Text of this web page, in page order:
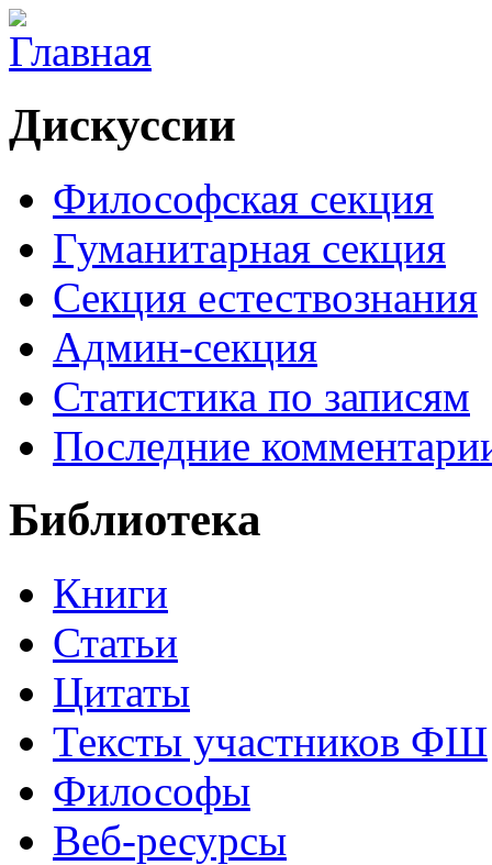
Дискуссии
Философская секция
Гуманитарная секция
Секция естествознания
Админ-секция
Статистика по записям
Последние
Библиотека
Книги
Статьи
Цитаты
Тексты участников ФШ
Философы
Веб-ресурсы